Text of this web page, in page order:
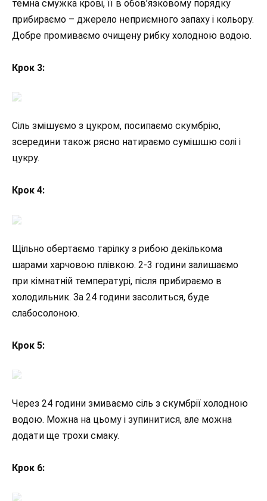
темна смужка крові, її в обов’язковому порядку
прибираємо – джерело неприємного запаху і кольору.
Добре промиваємо очищену рибку холодною водою.
Крок 3:
Сіль змішуємо з цукром, посипаємо скумбрію,
зсередини також рясно натираємо сумішшю солі і
цукру.
Крок 4:
Щільно обертаємо тарілку з рибою декількома
шарами харчовою плівкою. 2-3 години залишаємо
при кімнатній температурі, після прибираємо в
холодильник. За 24 години засолиться, буде
слабосолоною.
Крок 5:
Через 24 години змиваємо сіль з скумбрії холодною
водою. Можна на цьому і зупинитися, але можна
додати ще трохи смаку.
Крок 6: